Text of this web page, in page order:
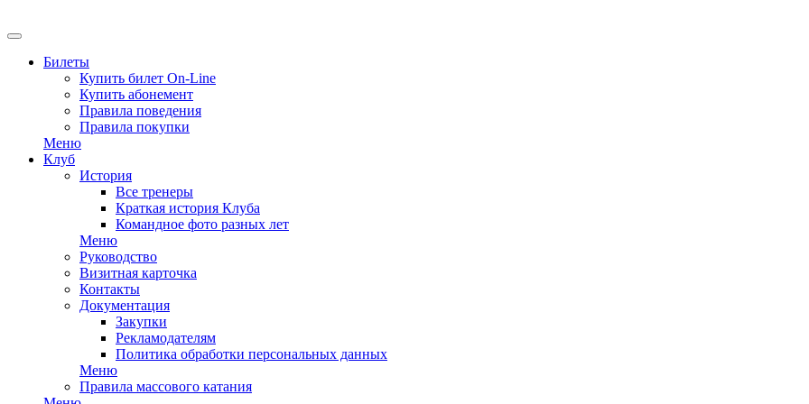
Билеты
Купить билет On-Line
Купить абонемент
Правила поведения
Правила покупки
Меню
Клуб
История
Все тренеры
Краткая история Клуба
Командное фото разных лет
Меню
Руководство
Визитная карточка
Контакты
Документация
Закупки
Рекламодателям
Политика обработки персональных данных
Меню
Правила массового катания